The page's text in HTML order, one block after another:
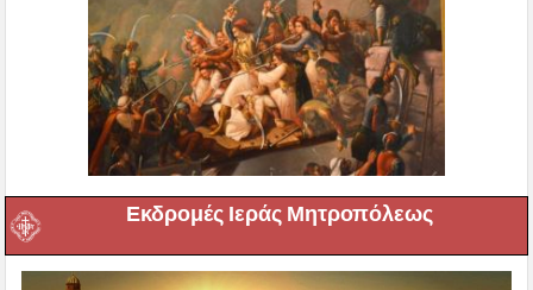
Εκδρομές Ιεράς Μητροπόλεως